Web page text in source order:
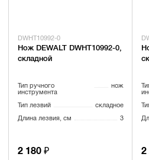
DWHT10992-0
Нож DEWALT DWHT10992-0,
складной
Тип ручного
инструмента
нож
Тип лезвий складное
Длина лезвия, см 3
2 180 ₽ 2